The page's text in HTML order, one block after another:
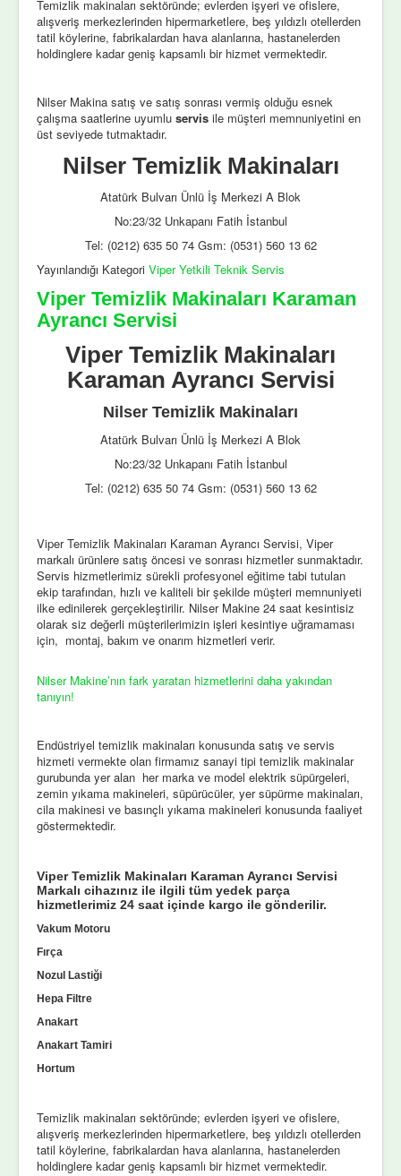
Temizlik makinaları sektöründe; evlerden işyeri ve ofislere,
alışveriş merkezlerinden hipermarketlere, beş yıldızlı otellerden
tatil köylerine, fabrikalardan hava alanlarına, hastanelerden
holdinglere kadar geniş kapsamlı bir hizmet vermektedir.
Nilser Makina satış ve satış sonrası vermiş olduğu esnek
çalışma saatlerine uyumlu servis ile müşteri memnuniyetini en
üst seviyede tutmaktadır.
Nilser Temizlik Makinaları
Atatürk Bulvarı Ünlü İş Merkezi A Blok
No:23/32 Unkapanı Fatih İstanbul
Tel: (0212) 635 50 74 Gsm: (0531) 560 13 62
Yayınlandığı Kategori Viper Yetkili Teknik Servis
Viper Temizlik Makinaları Karaman
Ayrancı Servisi
Viper Temizlik Makinaları
Karaman Ayrancı Servisi
Nilser Temizlik Makinaları
Atatürk Bulvarı Ünlü İş Merkezi A Blok
No:23/32 Unkapanı Fatih İstanbul
Tel: (0212) 635 50 74 Gsm: (0531) 560 13 62
Viper Temizlik Makinaları Karaman Ayrancı Servisi, Viper
markalı ürünlere satış öncesi ve sonrası hizmetler sunmaktadır.
Servis hizmetlerimiz sürekli profesyonel eğitime tabi tutulan
ekip tarafından, hızlı ve kaliteli bir şekilde müşteri memnuniyeti
ilke edinilerek gerçekleştirilir. Nilser Makine 24 saat kesintisiz
olarak siz değerli müşterilerimizin işleri kesintiye uğramaması
için, montaj, bakım ve onarım hizmetleri verir.
Nilser Makine’nın fark yaratan hizmetlerini daha yakından
tanıyın!
Endüstriyel temizlik makinaları konusunda satış ve servis
hizmeti vermekte olan firmamız sanayi tipi temizlik makinalar
gurubunda yer alan her marka ve model elektrik süpürgeleri,
zemin yıkama makineleri, süpürücüler, yer süpürme makinaları,
cila makinesi ve basınçlı yıkama makineleri konusunda faaliyet
göstermektedir.
Viper Temizlik Makinaları Karaman Ayrancı Servisi
Markalı cihazınız ile ilgili tüm yedek parça
hizmetlerimiz 24 saat içinde kargo ile gönderilir.
Vakum Motoru
Fırça
Nozul Lastiği
Hepa Filtre
Anakart
Anakart Tamiri
Hortum
Temizlik makinaları sektöründe; evlerden işyeri ve ofislere,
alışveriş merkezlerinden hipermarketlere, beş yıldızlı otellerden
tatil köylerine, fabrikalardan hava alanlarına, hastanelerden
holdinglere kadar geniş kapsamlı bir hizmet vermektedir.